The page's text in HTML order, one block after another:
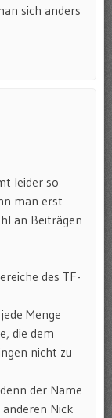
sich anders
leider so
man erst
an Beiträgen
des TF-
Menge
die dem
nicht zu
der Name
Nick